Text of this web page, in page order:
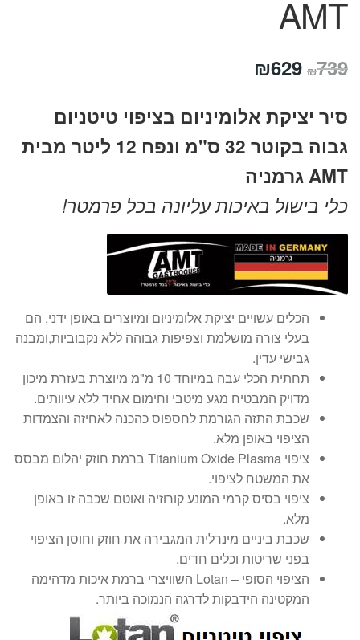
AMT
₪739 המחיר
היה:
₪739.
₪629
הוא:
₪629.
סיר יציקת אלומיניום בציפוי טיטניום
גבוה בקוטר 32 ס"מ ונפח 12 ליטר מבית
AMT גרמניה
כלי בישול באיכות עליונה בכל פרמטר!
הכלים עשויים יציקת אלומיניום ומיוצרים באופן ידני, הם
בעלי צורה מושלמת וצפיפות גבוהה ללא נקבוביות,ומבנה
גבישי עדין.
תחתית הכלי עבה במיוחד 10 מ"מ מיוצרת בעזרת מיכון
מדויק המבטיח מגע מיטבי וחימום אחיד ללא עיוותים.
שכבת התזה הגורמת לחספוס כהכנה לאחיזה והצמדות
הציפוי באופן מלא.
ציפוי Titanium Oxide Plasma ברמת חוזק יהלום מבסס
את המשטח לציפוי.
ציפוי בסיס קרמי המונע קורוזיה ואוטם שכבה זו באופן
מלא.
שכבת ביניים מינרלית המגבירה את חוזק וחוסן הציפוי
בפני שריטות וכלים חדים.
הציפוי הסופי – Lotan השוויצרי ברמת איכות מדהימה
המקטינה הידבקות לדרגה הנמוכה ביותר.